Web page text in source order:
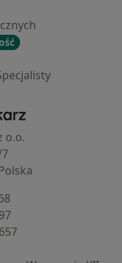
- Strona główna
o.o.